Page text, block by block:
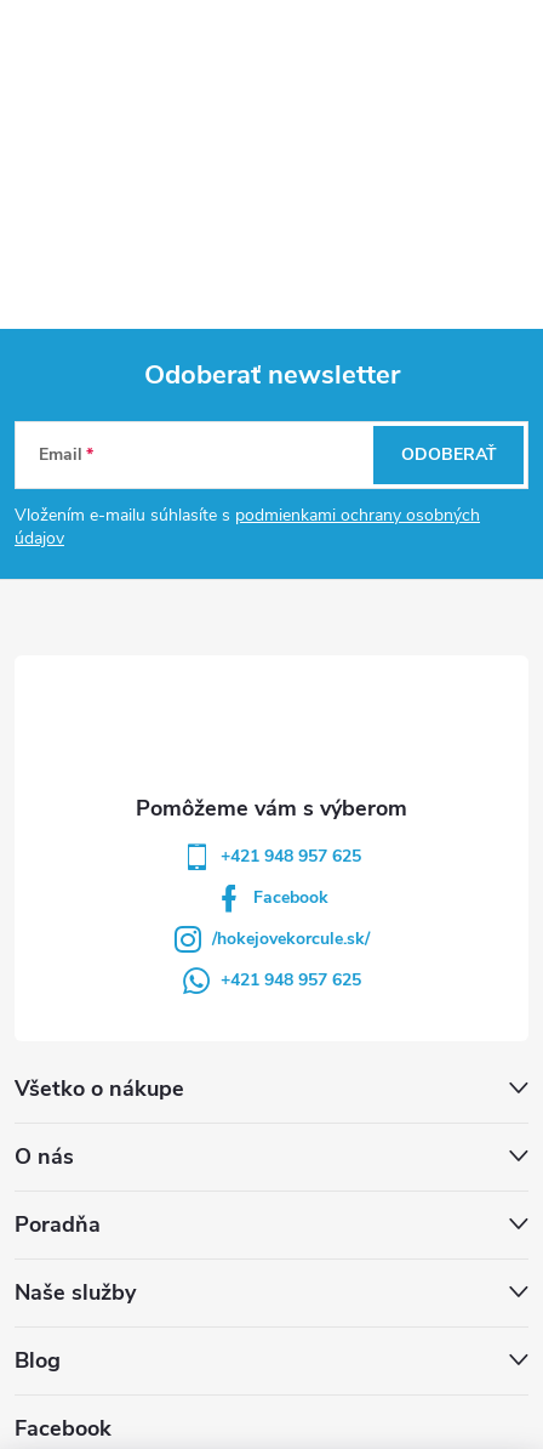
Z
á
p
Odoberať newsletter
Email
Vložením e-mailu súhlasíte s podmienkami ochrany osobných
údajov
ODOBERAŤ
Všetko o nákupe
O nás
Poradňa
Naše služby
Blog
Facebook
+421 948 957 625
Facebook
/hokejovekorcule.sk/
+421 948 957 625